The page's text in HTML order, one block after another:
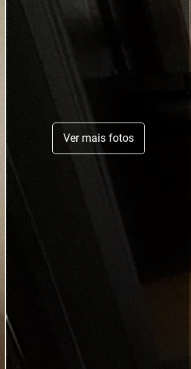
Ver mais fotos